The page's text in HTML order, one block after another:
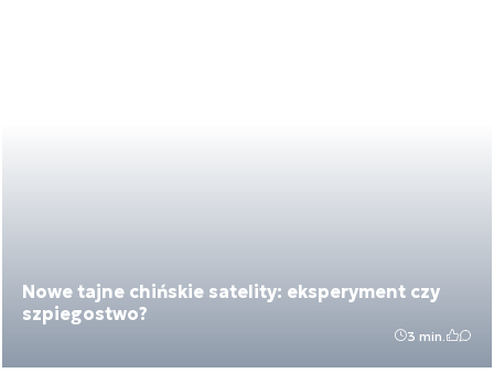
Nowe tajne chińskie satelity: eksperyment czy
szpiegostwo?
3 min.